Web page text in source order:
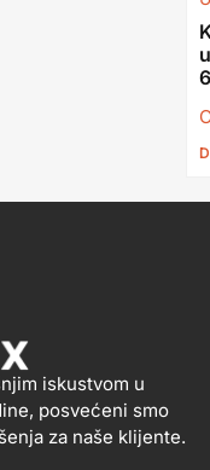
iskustvom u
posvećeni smo
za naše klijente.